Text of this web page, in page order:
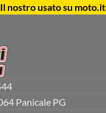
Il nostro usato su moto.it
Panicale PG